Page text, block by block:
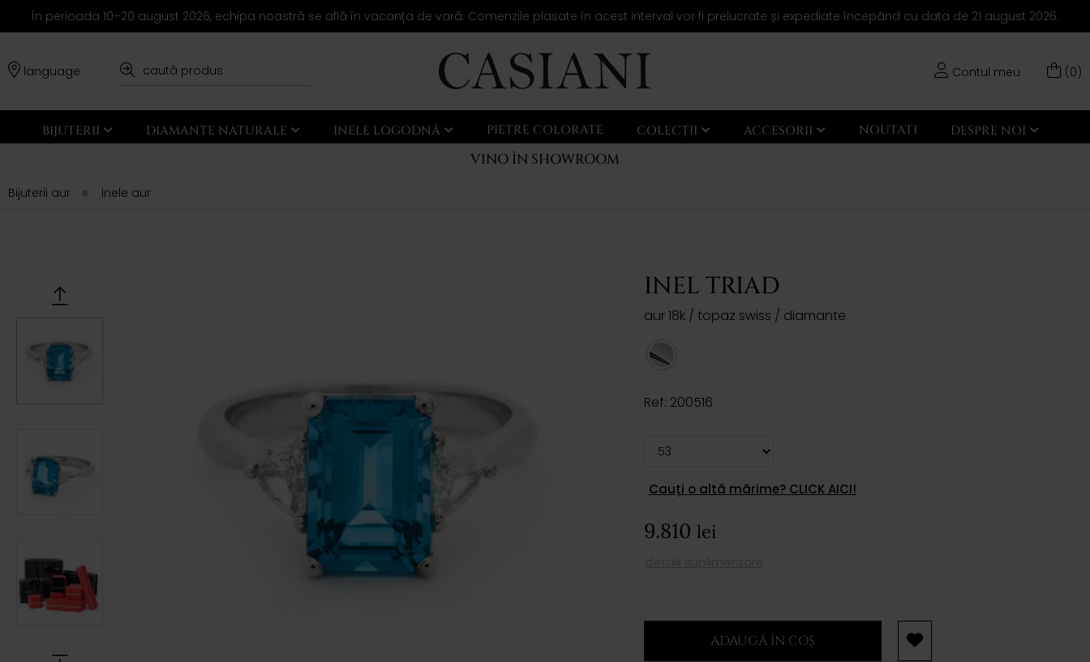
În perioada 10–20 august 2026, echipa noastră se află în vacanța de vară. Comenzile plasate în acest interval vor fi prelucrate și expediate începând cu data de 21 august 2026.
language Contul meu (0)
BIJUTERII DIAMANTE NATURALE INELE LOGODNĂ PIETRE COLORATE COLECȚII ACCESORII NOUTATI DESPRE NOI
VINO ÎN SHOWROOM
Bijuterii aur Inele aur
INEL TRIAD
aur 18k / topaz swiss / diamante
Ref: 200516
Cauți o altă mărime? CLICK AICI!
9.810 lei
ADAUGĂ ÎN COȘ